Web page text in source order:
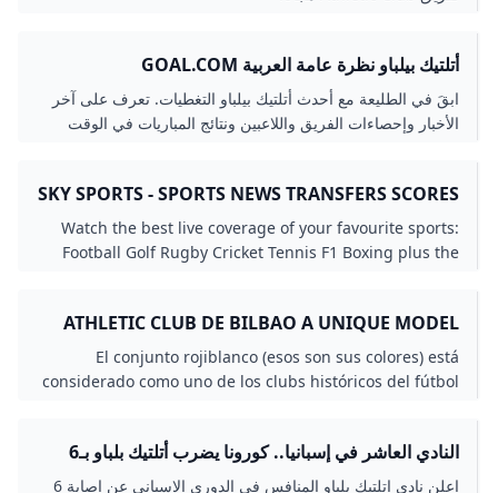
أتلتيك بيلباو نظرة عامة العربية GOAL.COM
ابقَ في الطليعة مع أحدث أتلتيك بيلباو التغطيات. تعرف على آخر
الأخبار وإحصاءات الفريق واللاعبين ونتائج المباريات في الوقت
SKY SPORTS - SPORTS NEWS TRANSFERS SCORES
WATCH LIVE SPORT
Watch the best live coverage of your favourite sports:
Football Golf Rugby Cricket Tennis F1 Boxing plus the
ATHLETIC CLUB DE BILBAO A UNIQUE MODEL
AND AN INTERNATIONAL EXAMPLE IN
PROFESSIONAL SPORT - BIZKAIA TALENT
El conjunto rojiblanco (esos son sus colores) está
considerado como uno de los clubs históricos del fútbol
Spain.Zuri-gorrien taldea (horiek dira taldearen
koloreak) Estatuko futbol-klub historikoetariko bat da.
النادي العاشر في إسبانيا.. كورونا يضرب أتلتيك بلباو بـ6
حالات جديدة - بطولات
اعلن نادي اتلتيك بلباو المنافس في الدوري الاسباني عن اصابة 6